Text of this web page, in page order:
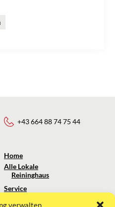
verwalten
+43 664 88 74 75 44
Home
Alle Lokale
Reininghaus
Service